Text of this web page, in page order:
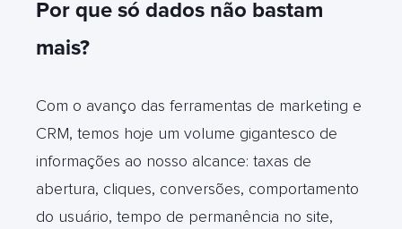
Por que só dados não bastam
mais?
Com o avanço das ferramentas de marketing e
CRM, temos hoje um volume gigantesco de
informações ao nosso alcance: taxas de
abertura, cliques, conversões, comportamento
do usuário, tempo de permanência no site,